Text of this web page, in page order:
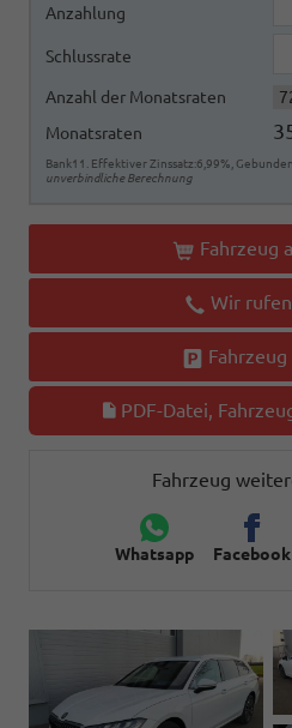
Anzahlung
Schlussrate
Anzahl der Monatsraten
Monatsraten
Bank11. Effektiver Zinssatz:6,99%,
unverbindliche Berechnung
Fahrzeug
Wir
PDF-Datei,
Fahrzeug
Whatsapp Facebook